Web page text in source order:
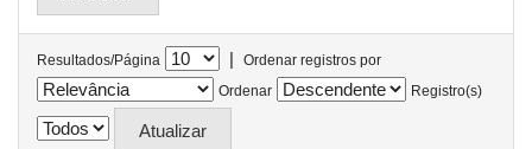
Resultados/Página |
Ordenar registros por
Ordenar
Registro(s)